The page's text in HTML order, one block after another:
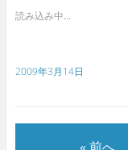
読み込み中...
2009年3月14日